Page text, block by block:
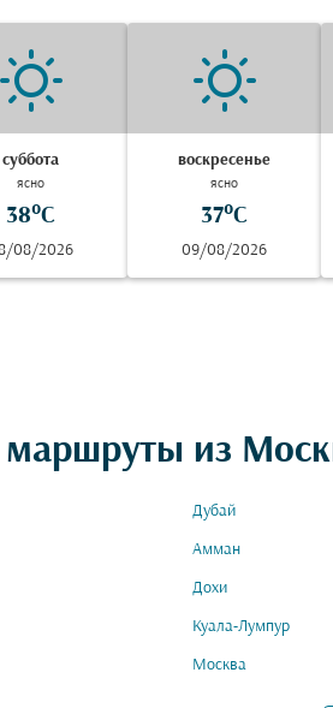
суббота
ясно
38°C
08/2026
воскресенье
ясно
37°C
09/08/2026
маршруты из
Дубай
Амман
Дохи
Куала-Лумпур
Москва